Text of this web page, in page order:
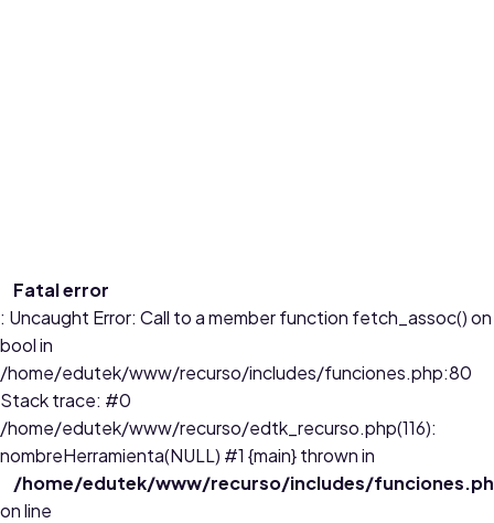
Fatal error
: Uncaught Error: Call to a member function fetch_assoc() on
bool in
/home/edutek/www/recurso/includes/funciones.php:80
Stack trace: #0
/home/edutek/www/recurso/edtk_recurso.php(116):
nombreHerramienta(NULL) #1 {main} thrown in
/home/edutek/www/recurso/includes/
on line